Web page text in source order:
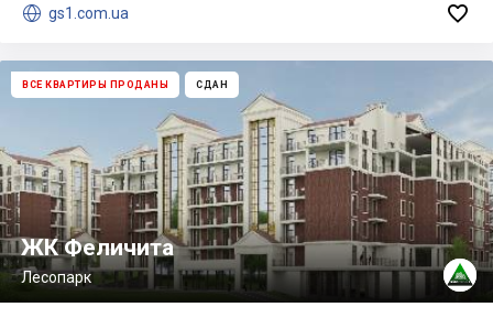
 gs1.com.ua 
ВСЕ КВАРТИРЫ ПРОДАНЫ СДАН
ЖК Феличита
Лесопарк